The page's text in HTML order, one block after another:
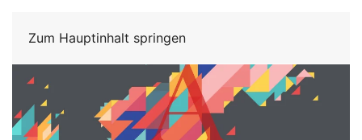
Zum Hauptinhalt springen